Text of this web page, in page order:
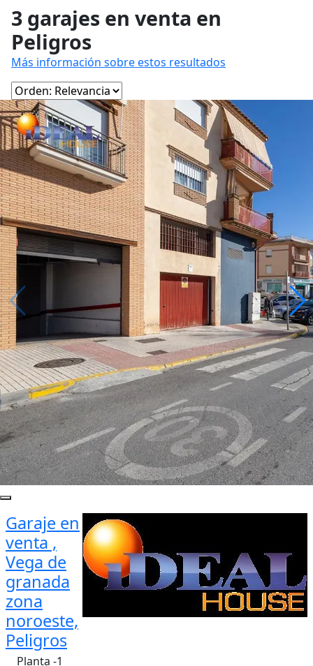
3 garajes en venta en
Peligros
Más información sobre estos resultados
Garaje en
venta ,
Vega de
granada
zona
noroeste,
Peligros
Planta -1